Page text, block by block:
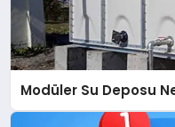
Modüler Su Deposu